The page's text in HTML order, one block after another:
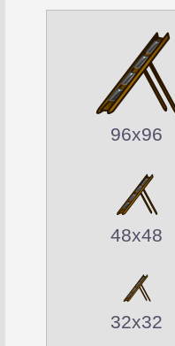
96x96
48x48
32x32